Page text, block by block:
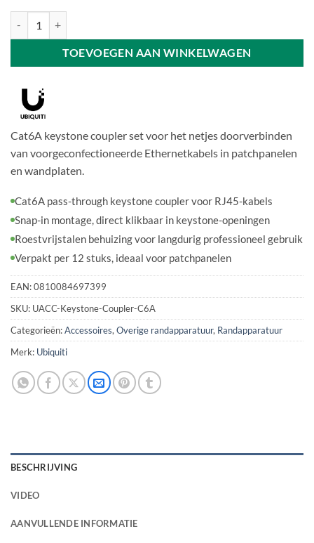
TOEVOEGEN AAN WINKELWAGEN
Cat6A keystone coupler set voor het netjes doorverbinden
van voorgeconfectioneerde Ethernetkabels in patchpanelen
en wandplaten.
Cat6A pass-through keystone coupler voor RJ45-kabels
Snap-in montage, direct klikbaar in keystone-openingen
Roestvrijstalen behuizing voor langdurig professioneel gebruik
Verpakt per 12 stuks, ideaal voor patchpanelen
EAN:0810084697399
SKU: UACC-Keystone-Coupler-C6A
Categorieën:Accessoires, Overige randapparatuur, Randapparatuur
Merk: Ubiquiti
BESCHRIJVING
VIDEO
AANVULLENDE INFORMATIE